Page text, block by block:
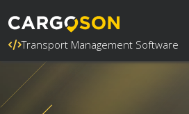
Transport Management Software